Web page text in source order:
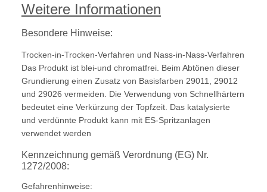
Weitere Informationen
Besondere Hinweise:
Trocken-in-Trocken-Verfahren und Nass-in-Nass-Verfahren
Das Produkt ist blei-und chromatfrei. Beim Abtönen dieser
Grundierung einen Zusatz von Basisfarben 29011, 29012
und 29026 vermeiden. Die Verwendung von Schnellhärtern
bedeutet eine Verkürzung der Topfzeit. Das katalysierte
und verdünnte Produkt kann mit ES-Spritzanlagen
verwendet werden
Kennzeichnung gemäß Verordnung (EG) Nr.
1272/2008:
Gefahrenhinweise: